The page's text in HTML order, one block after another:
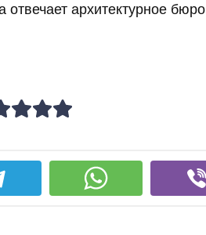
архитектурное бюро